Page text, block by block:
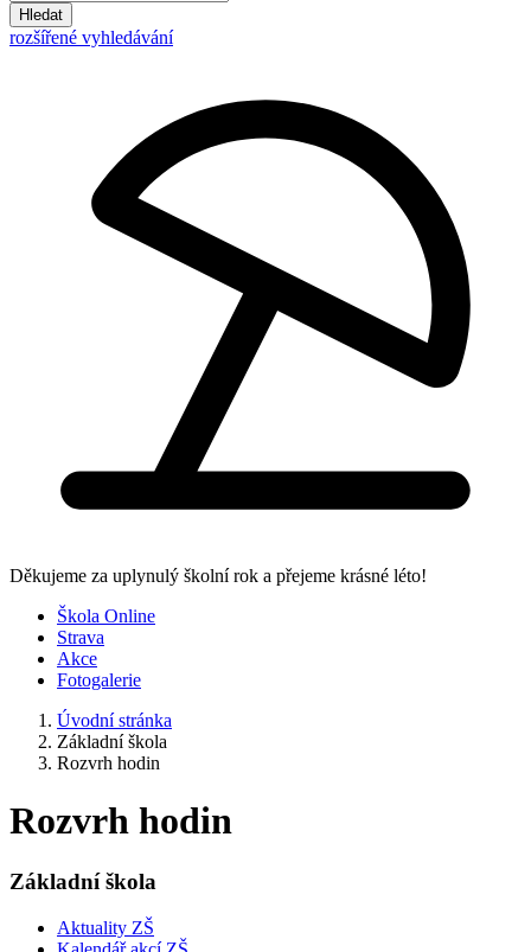
Hledat
rozšířené vyhledávání
Děkujeme za uplynulý školní rok a přejeme krásné léto!
Škola Online
Strava
Akce
Fotogalerie
Úvodní stránka
Základní škola
Rozvrh hodin
Rozvrh hodin
Základní škola
Aktuality ZŠ